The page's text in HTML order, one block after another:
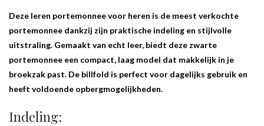
Deze leren portemonnee voor heren is de meest verkochte
portemonnee dankzij zijn praktische indeling en stijlvolle
uitstraling. Gemaakt van echt leer, biedt deze zwarte
portemonnee een compact, laag model dat makkelijk in je
broekzak past. De billfold is perfect voor dagelijks gebruik en
heeft voldoende opbergmogelijkheden.
Indeling: